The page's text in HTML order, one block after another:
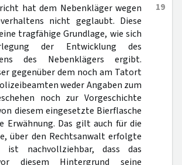
19
hat dem Nebenkläger wegen
nicht geglaubt. Diese
tragfähige Grundlage, wie sich
der Entwicklung des
des Nebenklägers ergibt.
gegenüber dem noch am Tatort
weder Angaben zum
noch zur Vorgeschichte
diesem eingesetzte Bierflasche
Erwähnung. Das gilt auch für die
über den Rechtsanwalt erfolgte
ist nachvollziehbar, dass das
diesem Hintergrund seine